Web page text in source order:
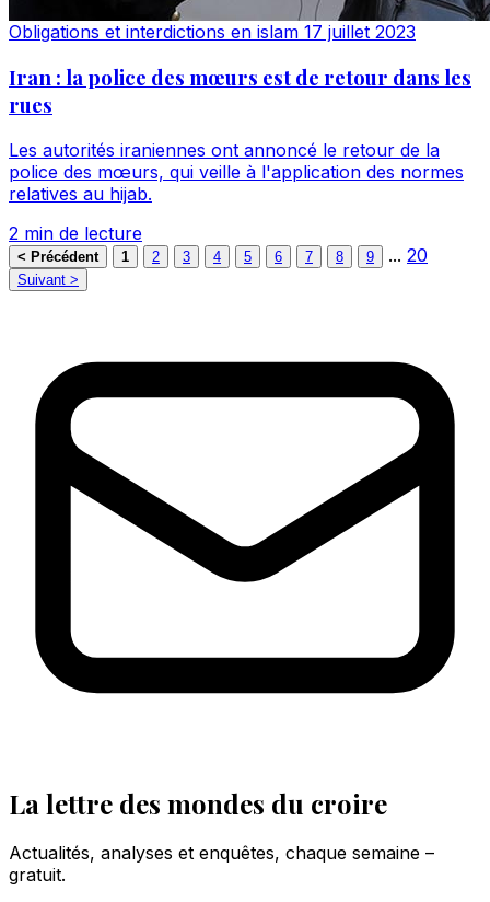
Obligations et interdictions en islam 17 juillet 2023
Iran : la police des mœurs est de retour dans les
rues
Les autorités iraniennes ont annoncé le retour de la
police des mœurs, qui veille à l'application des normes
relatives au hijab.
2 min de lecture
< Précédent 1 2 3 4 5 6 7 8 9 ... 20
Suivant >
La lettre des mondes du croire
Actualités, analyses et enquêtes, chaque semaine –
gratuit.